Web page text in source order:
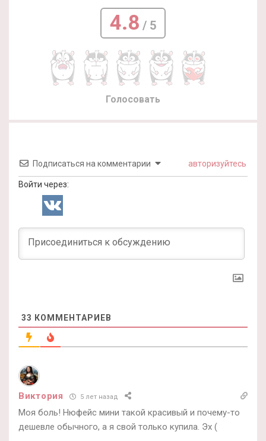
4.8 / 5
Голосовать
Подписаться на комментарии авторизуйтесь
Войти через:
33 КОММЕНТАРИЕВ
Виктория 5 лет назад
Моя боль! Нюфейс мини такой красивый и почему-то
дешевле обычного, а я свой только купила. Эх (